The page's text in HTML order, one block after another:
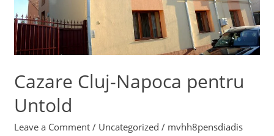
Cazare Cluj-Napoca pentru
Untold
Leave a Comment / Uncategorized / mvhh8pensdiadis